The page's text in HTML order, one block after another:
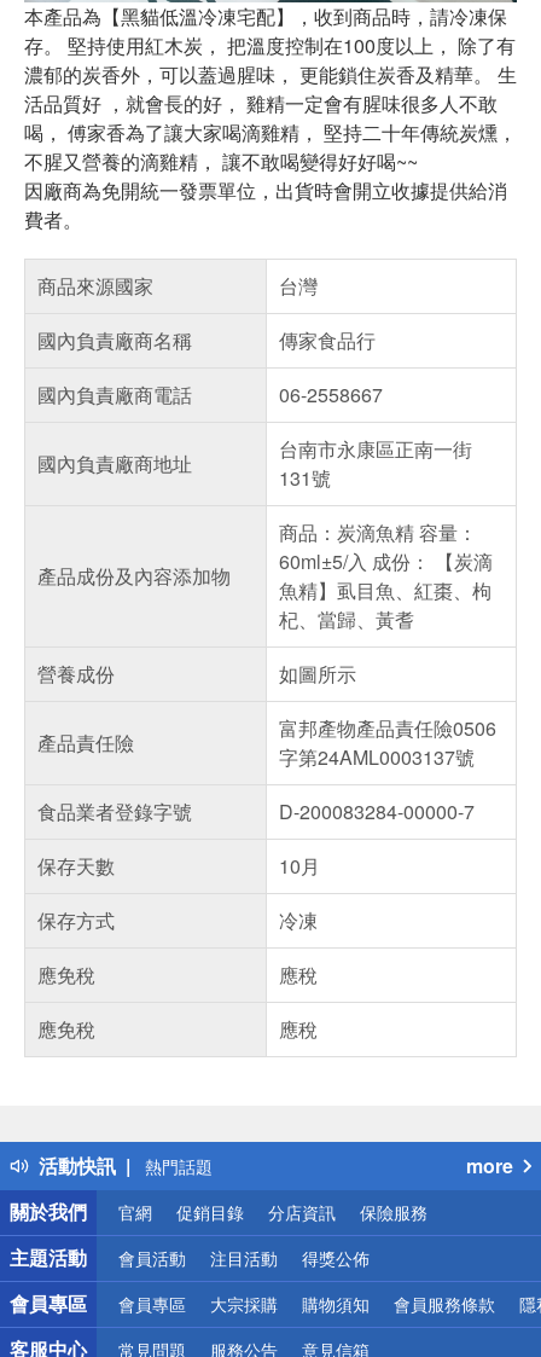
本產品為【黑貓低溫冷凍宅配】，收到商品時，請冷凍保
存。 堅持使用紅木炭， 把溫度控制在100度以上， 除了有
濃郁的炭香外，可以蓋過腥味， 更能鎖住炭香及精華。 生
活品質好 ，就會長的好， 雞精一定會有腥味很多人不敢
喝， 傅家香為了讓大家喝滴雞精， 堅持二十年傳統炭燻，
不腥又營養的滴雞精， 讓不敢喝變得好好喝~~
因廠商為免開統一發票單位，出貨時會開立收據提供給消
費者。
商品來源國家
台灣
國內負責廠商名稱
傳家食品行
國內負責廠商電話
06-2558667
國內負責廠商地址
台南市永康區正南一街
131號
產品成份及內容添加物
商品：炭滴魚精 容量：
60ml±5/入 成份： 【炭滴
魚精】虱目魚、紅棗、枸
杞、當歸、黃耆
營養成份
如圖所示
產品責任險
富邦產物產品責任險0506
字第24AML0003137號
食品業者登錄字號
D-200083284-00000-7
保存天數
10月
保存方式
冷凍
應免稅
應稅
應免稅
應稅
活動快訊
得獎公告
熱門話題
銀行優惠
偏遠地區配送
詐騙網頁！請小心！
more
關於我們
官網 促銷目錄 分店資訊 保險服務
主題活動 會員活動 注目活動 得獎公佈
會員專區 會員專區 大宗採購 購物須知 會員服務條款 隱
客服中心 常見問題 服務公告 意見信箱